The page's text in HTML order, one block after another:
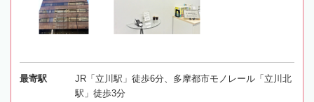
最寄駅
JR「立川駅」徒歩6分、多摩都市モノレール「立川北
駅」徒歩3分